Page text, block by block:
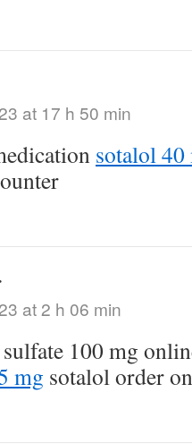
at 17 h 50 min
sotalol
at 2 h 06 min
100 mg
mg sotalol order